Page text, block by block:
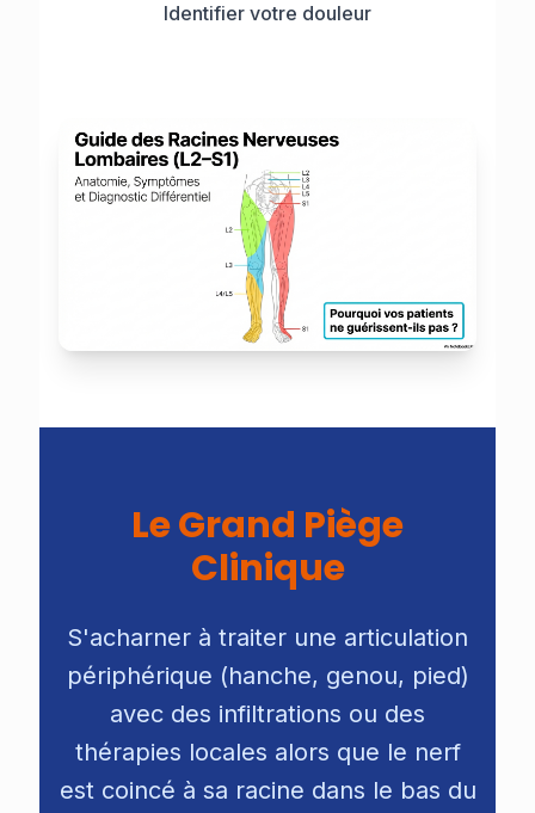
Identifier votre douleur
Le Grand Piège
Clinique
S'acharner à traiter une articulation
périphérique (hanche, genou, pied)
avec des infiltrations ou des
thérapies locales alors que le nerf
est coincé à sa racine dans le bas du